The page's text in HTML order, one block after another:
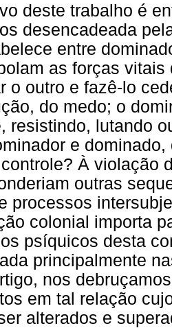
deste trabalho é
desencadeada
entre
as forças
o outro e fazê-lo
do medo; o
resistindo, lutando
e
À violação
outras
processos
colonial importa
psíquicos desta
principalmente
nos
em tal relação
alterados e